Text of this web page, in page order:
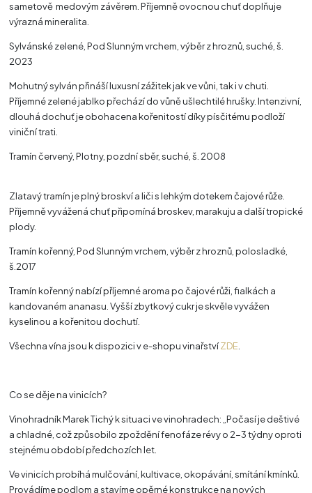
sametově medovým závěrem. Příjemně ovocnou chuť doplňuje
výrazná mineralita.
Sylvánské zelené, Pod Slunným vrchem, výběr z hroznů, suché, š.
2023
Mohutný sylván přináší luxusní zážitek jak ve vůni, tak i v chuti.
Příjemné zelené jablko přechází do vůně ušlechtilé hrušky. Intenzivní,
dlouhá dochuť je obohacena kořenitostí díky písčitému podloží
viniční trati.
Tramín červený, Plotny, pozdní sběr, suché, š. 2008
Zlatavý tramín je plný broskví a liči s lehkým dotekem čajové růže.
Příjemně vyvážená chuť připomíná broskev, marakuju a další tropické
plody.
Tramín kořenný, Pod Slunným vrchem, výběr z hroznů, polosladké,
š.2017
Tramín kořenný nabízí příjemné aroma po čajové růži, fialkách a
kandovaném ananasu. Vyšší zbytkový cukr je skvěle vyvážen
kyselinou a kořenitou dochutí.
Všechna vína jsou k dispozici v e-shopu vinařstvíZDE
Co se děje na vinicích?
Vinohradník Marek Tichý k situaci ve vinohradech: „Počasí je deštivé
a chladné, což způsobilo zpoždění fenofáze révy o 2-3 týdny oproti
stejnému období předchozích let.
Ve vinicích probíhá mulčování, kultivace, okopávání, smítání kmínků.
Provádíme podlom a stavíme opěrné konstrukce na nových